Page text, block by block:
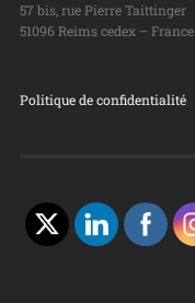
57 bis, rue Pierre Taittinger
51096 Reims cedex – France
Politique de confidentialité